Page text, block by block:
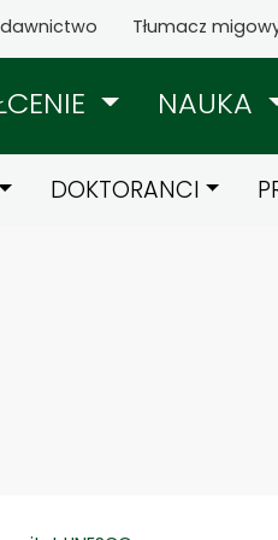
Tłumacz
NAUKA
DOKTORANCI